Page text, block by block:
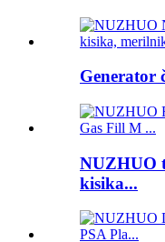
Generator
NUZHUO
kisika...